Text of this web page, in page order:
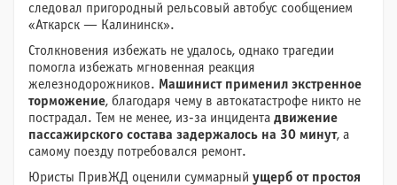
следовал пригородный рельсовый автобус сообщением
«Аткарск — Калининск».
Столкновения избежать не удалось, однако трагедии
помогла избежать мгновенная реакция
железнодорожников. Машинист применил экстренное
торможение, благодаря чему в автокатастрофе никто не
пострадал. Тем не менее, из-за инцидента движение
пассажирского состава задержалось на 30 минут, а
самому поезду потребовался ремонт.
Юристы ПривЖД оценили суммарный ущерб от простоя